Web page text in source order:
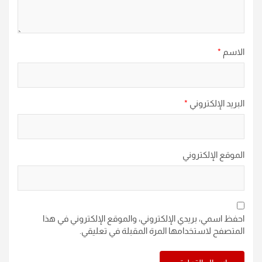
الاسم *
البريد الإلكتروني *
الموقع الإلكتروني
احفظ اسمي، بريدي الإلكتروني، والموقع الإلكتروني في هذا
المتصفح لاستخدامها المرة المقبلة في تعليقي.